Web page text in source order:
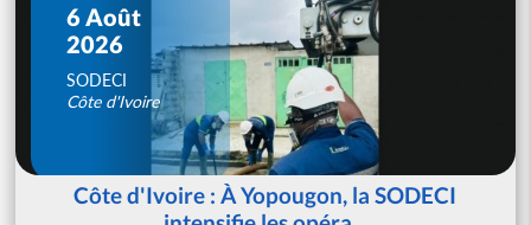
6 Août
2026
SODECI
Côte d'Ivoire
Côte d'Ivoire : À Yopougon, la SODECI